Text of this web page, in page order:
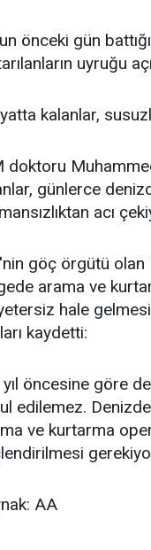
önceki gün
uyruğu
kalanlar,
doktoru
günlerce
acı
göç örgütü olan
arama ve
hale
kaydetti:
öncesine göre
edilemez.
ve kurtarma
AA